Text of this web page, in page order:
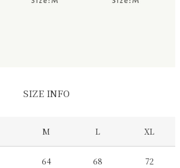
SIZE INFO
M L XL
64 68 72